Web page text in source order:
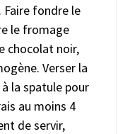
fondre le
le fromage
chocolat noir,
Verser la
la spatule pour
au moins 4
de servir,